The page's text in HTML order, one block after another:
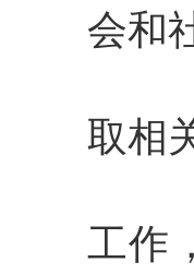
会和
（
取相
（
工作